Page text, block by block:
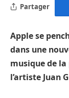
Partager
Apple se
dans une
musique de
l’artiste Juan